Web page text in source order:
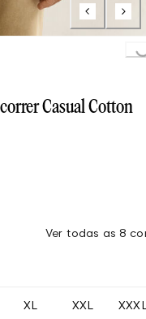
Casual Cotton
Ver todas as 8
XL XXL